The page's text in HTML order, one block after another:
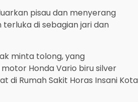
pisau dan menyerang
di sebagian jari dan
minta tolong, yang
Honda Vario biru silver
di Rumah Sakit Horas Insani Kota